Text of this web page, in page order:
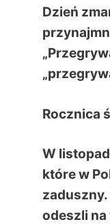
Dzień
Rocznica
W
które w
odeszli